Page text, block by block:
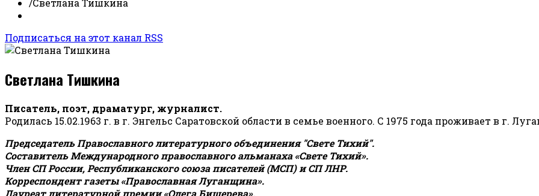
/Светлана Тишкина
Подписаться на этот канал RSS
Светлана Тишкина
Писатель, поэт, драматург, журналист.
Родилась 15.02.1963 г. в г. Энгельс Саратовской области в семье военного. С 1975 года проживает в г.
Председатель Православного литературного объединения "Свете Тихий".
Составитель Международного православного альманаха «Свете Тихий».
Член СП России, Республиканского союза писателей (МСП) и СП ЛНР.
Корреспондент газеты «Православная Луганщина».
Лауреат литературной премии «Олега Бишерева».